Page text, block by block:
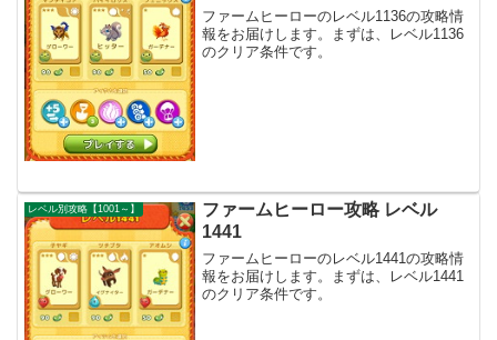
ファームヒーローのレベル1136の攻略情
報をお届けします。まずは、レベル1136
のクリア条件です。
レベル別攻略【1001～】
ファームヒーロー攻略 レベル
1441
ファームヒーローのレベル1441の攻略情
報をお届けします。まずは、レベル1441
のクリア条件です。